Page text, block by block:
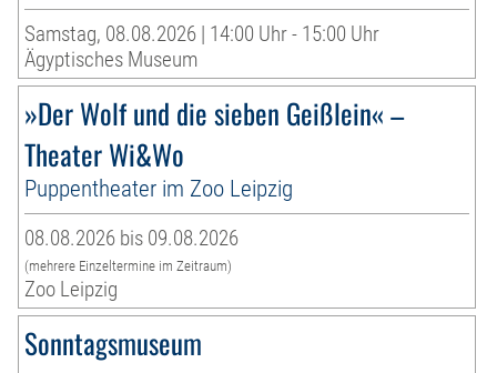
Samstag, 08.08.2026 | 14:00 Uhr - 15:00 Uhr
Ägyptisches Museum
»Der Wolf und die sieben Geißlein« –
Theater Wi&Wo
Puppentheater im Zoo Leipzig
08.08.2026 bis 09.08.2026
(mehrere Einzeltermine im Zeitraum)
Zoo Leipzig
Sonntagsmuseum